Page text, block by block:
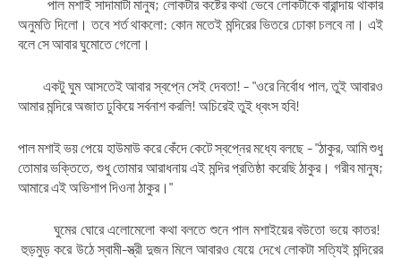
পাল মশাই সাদামাটা মানুষ; লোকটার কষ্টের কথা ভেবে লোকটাকে বারান্দায় থাকার
অনুমতি দিলো। তবে শর্ত থাকলো: কোন মতেই মন্দিরের ভিতরে ঢোকা চলবে না। এই
বলে সে আবার ঘুমোতে গেলো।
একটু ঘুম আসতেই আবার স্বপ্নে সেই দেবতা! - "ওরে নির্বোধ পাল, তুই আবারও
আমার মন্দিরে অজাত ঢুকিয়ে সর্বনাশ করলি! অচিরেই তুই ধ্বংস হবি!
পাল মশাই ভয় পেয়ে হাউমাউ করে কেঁদে কেটে স্বপ্নের মধ্যে বলছে - "ঠাকুর, আমি শুধু
তোমার ভক্তিতে, শুধু তোমার আরাধনায় এই মন্দির প্রতিষ্ঠা করেছি ঠাকুর। গরীব মানুষ;
আমারে এই অভিশাপ দিওনা ঠাকুর।"
ঘুমের ঘোরে এলোমেলো কথা বলতে শুনে পাল মশাইয়ের বউতো ভয়ে কাতর!
হুড়মুড় করে উঠে স্বামী-স্ত্রী দুজন মিলে আবারও যেয়ে দেখে লোকটা সত্যিই মন্দিরের